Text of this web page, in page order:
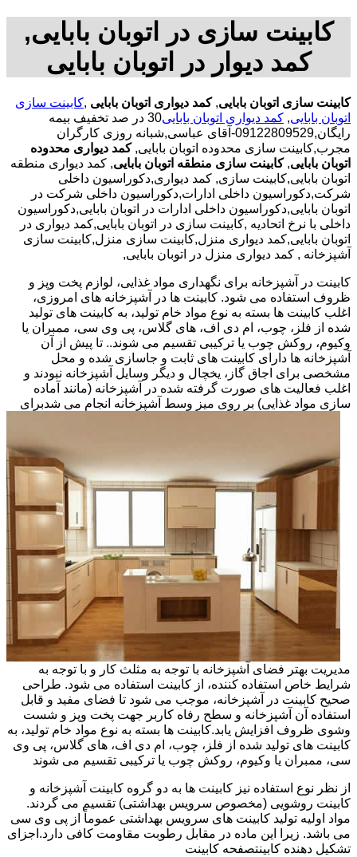
کابینت سازی در اتوبان بابایی,
کمد دیوار در اتوبان بابایی
کابینت سازی اتوبان بابایی,کمد دیواری اتوبان بابایی ,کابینت سازی
اتوبان بابایی, کمد دیواری اتوبان بابایی
30 در صد تخفیف بیمه
رایگان,09122809529-آقای عباسی,شبانه روزی کارگران
مجرب,کابینت سازی محدوده اتوبان بابایی,کمد دیواری محدوده
اتوبان بابایی, کابینت سازی منطقه اتوبان بابایی, کمد دیواری منطقه
اتوبان بابایی,کابینت سازی, کمد دیواری,دکوراسیون داخلی
شرکت,دکوراسیون داخلی ادارات,دکوراسیون داخلی شرکت در
اتوبان بابایی,دکوراسیون داخلی ادارات در اتوبان بابایی,دکوراسیون
داخلی با نرخ اتحادیه ,کابینت سازی در اتوبان بابایی,کمد دیواری در
اتوبان بابایی,کمد دیواری منزل,کابینت سازی منزل,کابینت سازی
آشپزخانه , کمد دیواری منزل در اتوبان بابایی,
کابینت در آشپزخانه برای نگهداری مواد غذایی، لوازم پخت وپز و
ظروف استفاده می شود. کابینت ها در آشپزخانه های امروزی،
اغلب کابینت ها بسته به نوع مواد خام تولید، به کابینت های تولید
شده از فلز، چوب، ام دی اف، های گلاس، پی وی سی، ممبران یا
وکیوم، روکش چوب یا ترکیبی تقسیم می شوند.. تا پیش از آن
آشپزخانه ها دارای کابینت های ثابت و جاسازی شده و محل
مشخصی برای اجاق گاز، یخچال و دیگر وسایل آشپزخانه نبودند و
اغلب فعالیت های صورت گرفته شده در آشپزخانه (مانند آماده
سازی مواد غذایی) بر روی میز وسط آشپزخانه انجام می شدبرای
مدیریت بهتر فضای آشپزخانه با توجه به مثلث کار و با توجه به
شرایط خاص استفاده کننده، از کابینت استفاده می شود. طراحی
صحیح کابینت در آشپزخانه، موجب می شود تا فضای مفید و قابل
استفاده آن آشپزخانه و سطح رفاه کاربر جهت پخت وپز و شست
وشوی ظروف افزایش یابد.کابینت ها بسته به نوع مواد خام تولید، به
کابینت های تولید شده از فلز، چوب، ام دی اف، های گلاس، پی وی
سی، ممبران یا وکیوم، روکش چوب یا ترکیبی تقسیم می شوند
از نظر نوع استفاده نیز کابینت ها به دو گروه کابینت آشپزخانه و
کابینت روشویی (مخصوص سرویس بهداشتی) تقسیم می گردند.
مواد اولیه تولید کابینت های سرویس بهداشتی عموماً از پی وی سی
می باشد. زیرا این ماده در مقابل رطوبت مقاومت کافی دارد.اجزای
تشکیل دهنده کابینتصفحه کابینت